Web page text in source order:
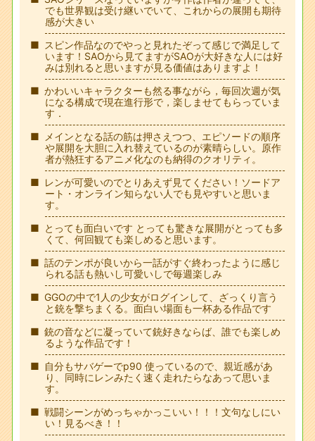
でも世界観は受け継いでいて、これからの展開も期待
感が大きい
スピン作品なのでやっと見れたぞって感じで満足して
います！SAOから見てますがSAOが大好きな人には好
みは別れると思いますが見る価値はありますよ！
かわいいキャラクターも然る事ながら，毎回次週が気
になる構成で現在進行形で，楽しませてもらっていま
す．
メインとなる話の筋は押さえつつ、エピソードの順序
や展開を大胆に入れ替えているのが素晴らしい。原作
者が熱狂するアニメ化なのも納得のクオリティ。
レンが可愛いのでとりあえず見てください！ソードア
ート・オンライン知らない人でも見やすいと思いま
す。
とっても面白いです とっても驚きな展開がとっても多
くて、何回観ても楽しめると思います。
話のテンポが良いから一話がすぐ終わったように感じ
られる話も熱いし可愛いしで毎週楽しみ
GGOの中で1人の少女がログインして、ざっくり言う
と銃を撃ちまくる。面白い場面も一杯ある作品です
銃の音などに凝っていて銃好きならば、誰でも楽しめ
るような作品です！
自分もサバゲーでp90 使っているので、親近感があ
り、同時にレンみたく速く走れたらなあって思いま
す。
戦闘シーンがめっちゃかっこいい！！！文句なしにい
い！見るべき！！